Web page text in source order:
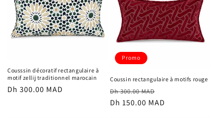
Cousssin décoratif rectangulaire à
motif zellij traditionnel marocain
Prix
Dh 300.00 MAD
Promo
Coussin rectangulaire à motifs rouge
Prix
habituel
Dh 300.00 MAD
promotionnel
Dh 150.00 MAD